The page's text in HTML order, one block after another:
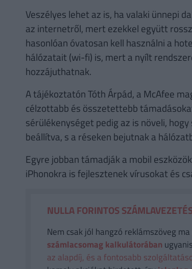
Veszélyes lehet az is, ha valaki ünnepi
az internetről, mert ezekkel együtt
hasonlóan óvatosan kell használni a
hálózatait (wi-fi) is, mert a nyílt
hozzájuthatnak.
A tájékoztatón Tóth Árpád, a McAfee
célzottabb és összetettebb
sérülékenységet pedig az is növeli,
beállítva, s a réseken bejutnak a
Egyre jobban támadják a mobil
iPhonokra is fejlesztenek vírusokat és
NULLA FORINTOS
Nem csak jól hangzó reklámszöveg
számlacsomag kalkulátorában
az alapdíj, és a fontosabb